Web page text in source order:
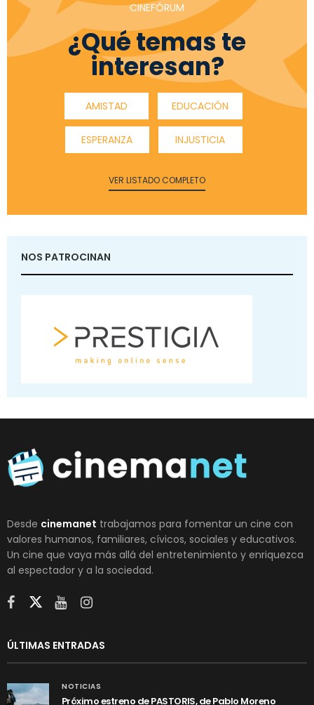
CINEFÓRUM
¿Qué temas te
interesan?
AMISTAD EDUCACIÓN
ESPERANZA INJUSTICIA
VER LISTADO COMPLETO
NOS PATROCINAN
Desde cinemanet trabajamos para fomentar un cine con
valores humanos, familiares, cívicos, sociales y educativos.
Un cine que vaya más allá del entretenimiento y enriquezca
al espectador y a la sociedad.
ÚLTIMAS ENTRADAS
NOTICIAS
Próximo estreno de PASTORIS, de Pablo Moreno